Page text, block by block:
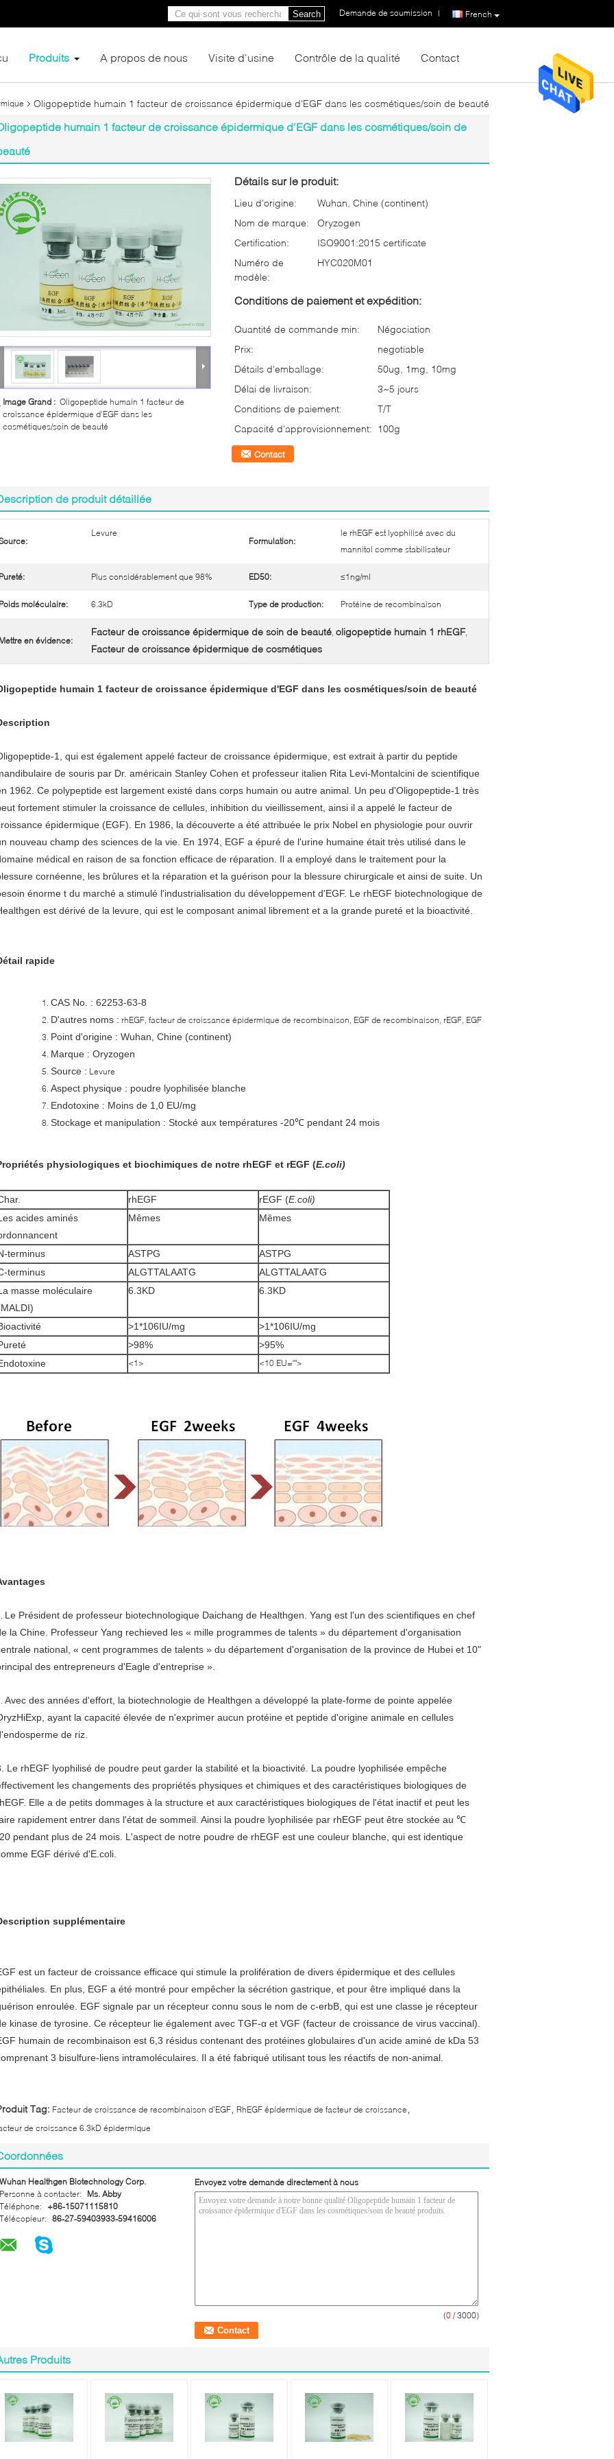
French
Demande de soumission |
Search
Produits A propos de nous Visite d'usine Contrôle de la qualité Contact
Oligopeptide humain 1 facteur de croissance épidermique d'EGF dans les cosmétiques/soin de beauté
humain 1 facteur de croissance épidermique d'EGF dans les cosmétiques/soin de
Image Grand : Oligopeptide humain 1 facteur de
croissance épidermique d'EGF dans les
cosmétiques/soin de beauté
Détails sur le produit:
Lieu d'origine:
Wuhan, Chine (continent)
Nom de marque:
Oryzogen
Certification:
ISO9001:2015 certificate
Numéro de
modèle:
HYC020M01
Conditions de paiement et expédition:
Quantité de commande min:
Négociation
Prix:
negotiable
Détails d'emballage:
50ug, 1mg, 10mg
Délai de livraison:
3~5 jours
Conditions de paiement:
T/T
Capacité d'approvisionnement: 100g
Contact
de produit détaillée
Levure
Formulation:
le rhEGF est lyophilisé avec du
mannitol comme stabilisateur
Plus considérablement que 98% ED50: ≤1ng/ml
moléculaire: 6.3kD Type de production: Protéine de recombinaison
en évidence:
Facteur de croissance épidermique de soin de beauté, oligopeptide humain 1 rhEGF,
Facteur de croissance épidermique de cosmétiques
humain 1 facteur de croissance épidermique d'EGF dans les cosmétiques/soin de beauté
1, qui est également appelé facteur de croissance épidermique, est extrait à partir du peptide
de souris par Dr. américain Stanley Cohen et professeur italien Rita Levi-Montalcini de scientifique
1962. Ce polypeptide est largement existé dans corps humain ou autre animal. Un peu d'Oligopeptide-1 très
fortement stimuler la croissance de cellules, inhibition du vieillissement, ainsi il a appelé le facteur de
épidermique (EGF). En 1986, la découverte a été attribuée le prix Nobel en physiologie pour ouvrir
nouveau champ des sciences de la vie. En 1974, EGF a épuré de l'urine humaine était très utilisé dans le
médical en raison de sa fonction efficace de réparation. Il a employé dans le traitement pour la
cornéenne, les brûlures et la réparation et la guérison pour la blessure chirurgicale et ainsi de suite. Un
énorme t du marché a stimulé l'industrialisation du développement d'EGF. Le rhEGF biotechnologique de
est dérivé de la levure, qui est le composant animal librement et a la grande pureté et la bioactivité.
rapide
CAS No. : 62253-63-8
D'autres noms : rhEGF, facteur de croissance épidermique de recombinaison, EGF de recombinaison, rEGF, EGF
Point d'origine : Wuhan, Chine (continent)
Marque : Oryzogen
Source : Levure
Aspect physique : poudre lyophilisée blanche
Endotoxine : Moins de 1,0 EU/mg
Stockage et manipulation : Stocké aux températures -20℃ pendant 24 mois
physiologiques et biochimiques de notre rhEGF et rEGF (E.coli)
rhEGF rEGF (E.coli)
acides aminés
Mêmes Mêmes
terminus ASTPG
ASTPG
terminus
ALGTTALAATG
ALGTTALAATG
masse moléculaire
6.3KD 6.3KD
>1*106IU/mg
>1*106IU/mg
>98%
>95%
<1> <10 EU="">
Le Président de professeur biotechnologique Daichang de Healthgen. Yang est l'un des scientifiques en chef
la Chine. Professeur Yang rechieved les « mille programmes de talents » du département d'organisation
national, « cent programmes de talents » du département d'organisation de la province de Hubei et 10"
des entrepreneurs d'Eagle d'entreprise ».
Avec des années d'effort, la biotechnologie de Healthgen a développé la plate-forme de pointe appelée
ayant la capacité élevée de n'exprimer aucun protéine et peptide d'origine animale en cellules
de riz.
Le rhEGF lyophilisé de poudre peut garder la stabilité et la bioactivité. La poudre lyophilisée empêche
les changements des propriétés physiques et chimiques et des caractéristiques biologiques de
Elle a de petits dommages à la structure et aux caractéristiques biologiques de l'état inactif et peut les
rapidement entrer dans l'état de sommeil. Ainsi la poudre lyophilisée par rhEGF peut être stockée au ℃
pendant plus de 24 mois. L'aspect de notre poudre de rhEGF est une couleur blanche, qui est identique
EGF dérivé d'E.coli.
supplémentaire
est un facteur de croissance efficace qui stimule la prolifération de divers épidermique et des cellules
En plus, EGF a été montré pour empêcher la sécrétion gastrique, et pour être impliqué dans la
enroulée. EGF signale par un récepteur connu sous le nom de c-erbB, qui est une classe je récepteur
kinase de tyrosine. Ce récepteur lie également avec TGF-α et VGF (facteur de croissance de virus vaccinal).
humain de recombinaison est 6,3 résidus contenant des protéines globulaires d'un acide aminé de kDa 53
3 bisulfure-liens intramoléculaires. Il a été fabriqué utilisant tous les réactifs de non-animal.
Tag: Facteur de croissance de recombinaison d'EGF RhEGF épidermique de facteur de croissance
de croissance 6.3kD épidermique
Wuhan Healthgen Biotechnology Corp.
Personne à contacter:
Ms. Abby
Téléphone:
+86-15071115810
Télécopieur: 86-27-59403933-59416006
Envoyez votre demande directement à nous
(0 / 3000)
Produits